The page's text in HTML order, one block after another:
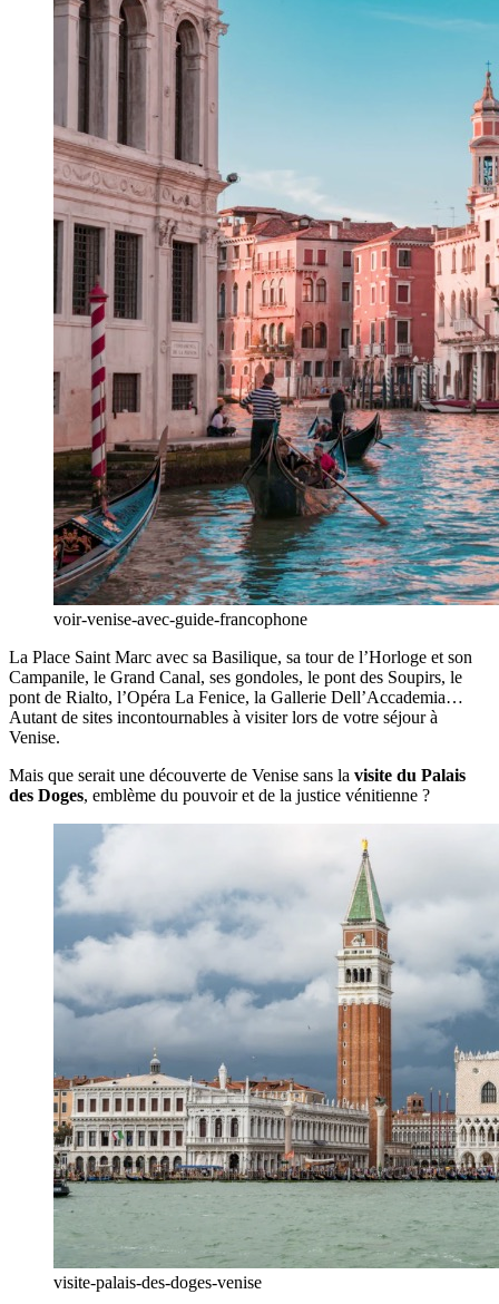
voir-venise-avec-guide-francophone
La Place Saint Marc avec sa Basilique, sa tour de l’Horloge et son
Campanile, le Grand Canal, ses gondoles, le pont des Soupirs, le
pont de Rialto, l’Opéra La Fenice, la Gallerie Dell’Accademia…
Autant de sites incontournables à visiter lors de votre séjour à
Venise.
Mais que serait une découverte de Venise sans la visite du Palais
des Doges, emblème du pouvoir et de la justice vénitienne ?
visite-palais-des-doges-venise